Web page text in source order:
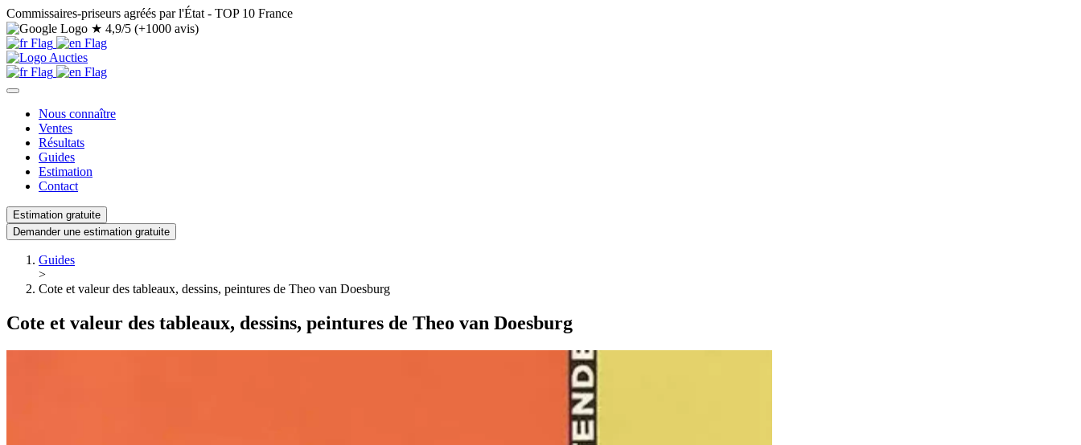
Commissaires-priseurs agréés par l'État - TOP 10 France
★ 4,9/5 (+1000 avis)
Nous connaître
Ventes
Résultats
Guides
Estimation
Contact
Estimation gratuite
Demander une estimation gratuite
Guides
>
Cote et valeur des tableaux, dessins, peintures de Theo van Doesburg
Cote et valeur des tableaux, dessins, peintures de Theo van Doesburg